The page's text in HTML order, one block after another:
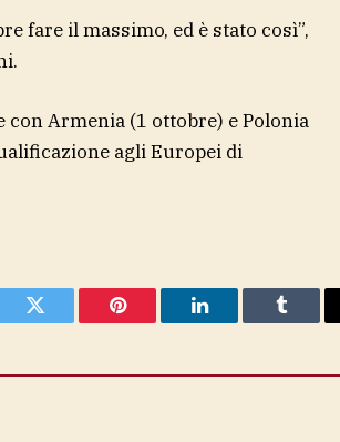
fare il massimo, ed è stato così”,
con Armenia (1 ottobre) e Polonia
agli Europei di
Twitter Pinterest LinkedIn Tumblr